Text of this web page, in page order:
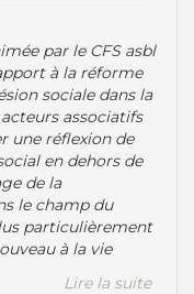
par le CFS asbl
à la réforme
sociale dans la
associatifs
une réflexion de
en dehors de
de la
le champ du
particulièrement
à la vie
Lire la suite